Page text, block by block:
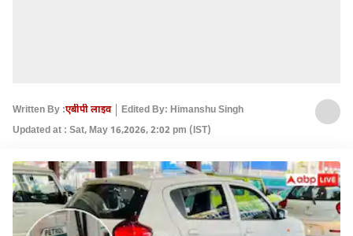
Written By :एबीपी लाइव
Edited By: Himanshu Singh
Updated at : Sat, May 16,2026, 2:02 pm (IST)